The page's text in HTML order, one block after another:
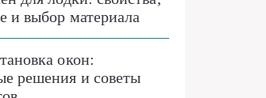
и выбор материала
окон:
решения и советы